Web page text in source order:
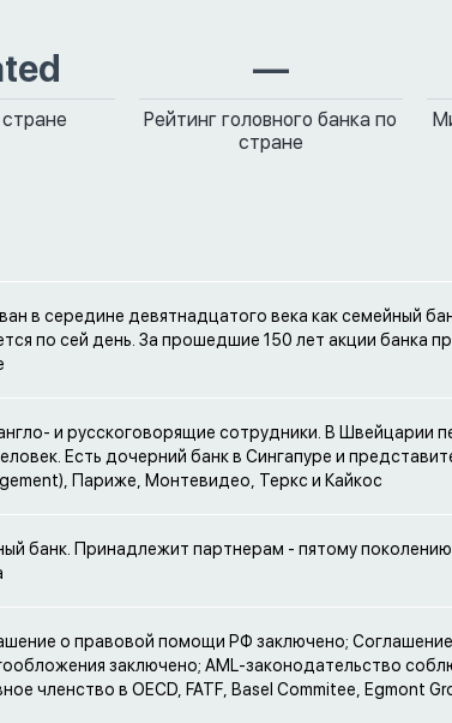
—
Рейтинг головного банка по
стране
в середине девятнадцатого века как семейный
по сей день. За прошедшие 150 лет акции банка
и русскоговорящие сотрудники. В Швейцарии
Есть дочерний банк в Сингапуре и
Париже, Монтевидео, Теркс и Кайкос
банк. Принадлежит партнерам - пятому
о правовой помощи РФ заключено;
заключено; AML-законодательство
членство в OECD, FATF, Basel Commitee, Egmont